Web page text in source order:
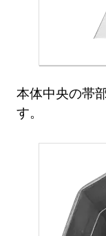
本体中央の帯
す。